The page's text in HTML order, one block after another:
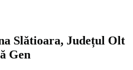
Slătioara, Județul Olt
Gen